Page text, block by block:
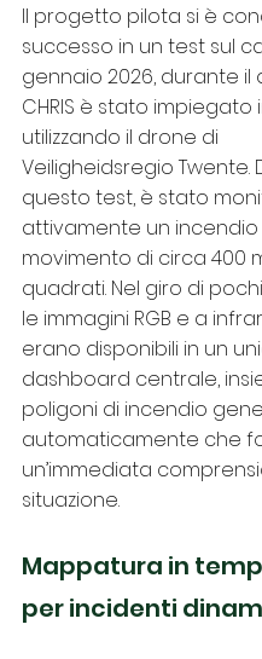
Il progetto pilota si è
successo in un test sul
gennaio 2026, durante il
CHRIS è stato impiegato
utilizzando il drone di
Veiligheidsregio Twente.
questo test, è stato
attivamente un incendio
movimento di circa 400
quadrati. Nel giro di
le immagini RGB e a
erano disponibili in un
dashboard centrale,
poligoni di incendio
automaticamente che
un’immediata
situazione.
Mappatura in
per incidenti